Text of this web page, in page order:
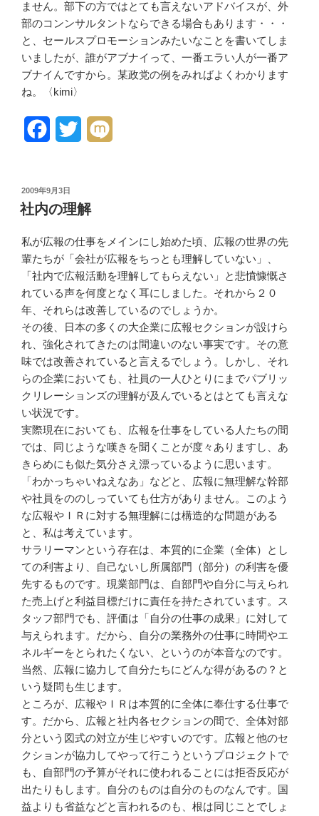
ません。部下の方ではとても言えないアドバイスが、外
部のコンンサルタントならできる場合もあります・・・
と、セールスプロモーションみたいなことを書いてしま
いましたが、誰がアブナイって、一番エラい人が一番ア
ブナイんですから。某政党の例をみればよくわかります
ね。〈kimi〉
e
o
o
k
t
e
r
投
稿
日:
2009年9月3日
社内の理解
私が広報の仕事をメインにし始めた頃、広報の世界の先
輩たちが「会社が広報をちっとも理解していない」、
「社内で広報活動を理解してもらえない」と悲憤慷慨さ
れている声を何度となく耳にしました。それから２０
年、それらは改善しているのでしょうか。
その後、日本の多くの大企業に広報セクションが設けら
れ、強化されてきたのは間違いのない事実です。その意
味では改善されていると言えるでしょう。しかし、それ
らの企業においても、社員の一人ひとりにまでパブリッ
クリレーションズの理解が及んでいるとはとても言えな
い状況です。
実際現在においても、広報を仕事をしている人たちの間
では、同じような嘆きを聞くことが度々ありますし、あ
きらめにも似た気分さえ漂っているように思います。
「わかっちゃいねえなあ」などと、広報に無理解な幹部
や社員をののしっていても仕方がありません。このよう
な広報やＩＲに対する無理解には構造的な問題がある
と、私は考えています。
サラリーマンという存在は、本質的に企業（全体）とし
ての利害より、自己ないし所属部門（部分）の利害を優
先するものです。現業部門は、自部門や自分に与えられ
た売上げと利益目標だけに責任を持たされています。ス
タッフ部門でも、評価は「自分の仕事の成果」に対して
与えられます。だから、自分の業務外の仕事に時間やエ
ネルギーをとられたくない、というのが本音なのです。
当然、広報に協力して自分たちにどんな得があるの？と
いう疑問も生じます。
ところが、広報やＩＲは本質的に全体に奉仕する仕事で
す。だから、広報と社内各セクションの間で、全体対部
分という図式の対立が生じやすいのです。広報と他のセ
クションが協力してやって行こうというプロジェクトで
も、自部門の予算がそれに使われることには拒否反応が
出たりもします。自分のものは自分のものなんです。国
益よりも省益などと言われるのも、根は同じことでしょ